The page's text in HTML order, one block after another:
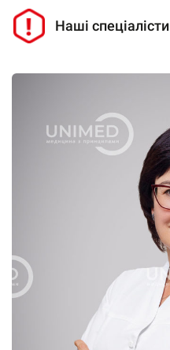
Наші спеціалісти